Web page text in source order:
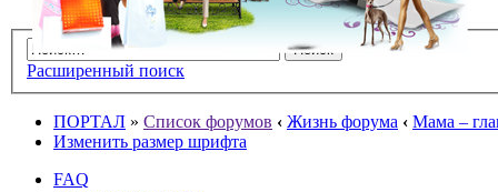
Расширенный поиск
ПОРТАЛ » Список форумов ‹ Жизнь форума ‹ Мама –
Изменить размер шрифта
FAQ